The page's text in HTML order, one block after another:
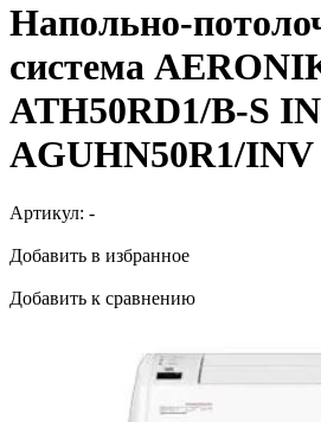
Напольно-
система
ATH50RD1/B-S
AGUHN50R1/INV
Артикул: -
Добавить в избранное
Добавить к сравнению